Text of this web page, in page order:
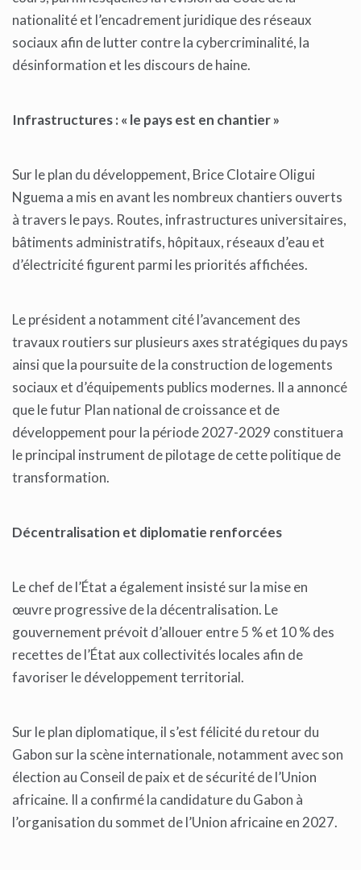
nationalité et l’encadrement juridique des réseaux
sociaux afin de lutter contre la cybercriminalité, la
désinformation et les discours de haine.
Infrastructures : « le pays est en chantier »
Sur le plan du développement, Brice Clotaire Oligui
Nguema a mis en avant les nombreux chantiers ouverts
à travers le pays. Routes, infrastructures universitaires,
bâtiments administratifs, hôpitaux, réseaux d’eau et
d’électricité figurent parmi les priorités affichées.
Le président a notamment cité l’avancement des
travaux routiers sur plusieurs axes stratégiques du pays
ainsi que la poursuite de la construction de logements
sociaux et d’équipements publics modernes. Il a annoncé
que le futur Plan national de croissance et de
développement pour la période 2027-2029 constituera
le principal instrument de pilotage de cette politique de
transformation.
Décentralisation et diplomatie renforcées
Le chef de l’État a également insisté sur la mise en
œuvre progressive de la décentralisation. Le
gouvernement prévoit d’allouer entre 5 % et 10 % des
recettes de l’État aux collectivités locales afin de
favoriser le développement territorial.
Sur le plan diplomatique, il s’est félicité du retour du
Gabon sur la scène internationale, notamment avec son
élection au Conseil de paix et de sécurité de l’Union
africaine. Il a confirmé la candidature du Gabon à
l’organisation du sommet de l’Union africaine en 2027.